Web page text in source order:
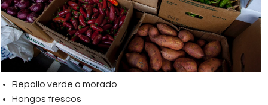
Repollo verde o morado
Hongos frescos